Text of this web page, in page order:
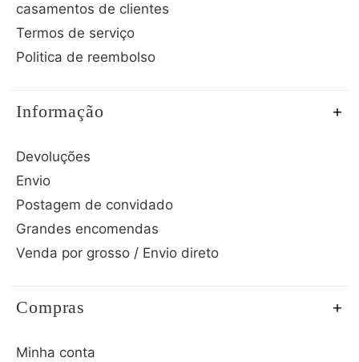
casamentos de clientes
Termos de serviço
Politica de reembolso
Informação
Devoluções
Envio
Postagem de convidado
Grandes encomendas
Venda por grosso / Envio direto
Compras
Minha conta